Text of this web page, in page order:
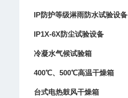
IP防护等级淋雨防水试验设备
IP1X-6X防尘试验设备
冷凝水气候试验箱
400℃、500℃高温干燥箱
台式电热鼓风干燥箱